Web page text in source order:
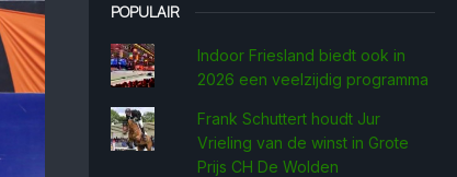
POPULAIR
Indoor Friesland biedt ook in
2026 een veelzijdig programma
Frank Schuttert houdt Jur
Vrieling van de winst in Grote
Prijs CH De Wolden